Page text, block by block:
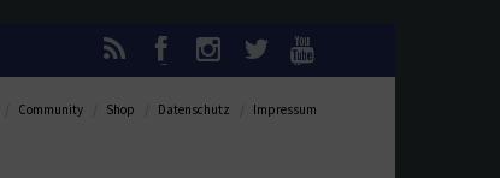
Community Shop Datenschutz Impressum